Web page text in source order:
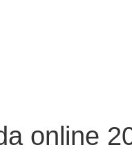
online